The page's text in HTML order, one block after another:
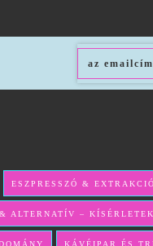
ESZPRESSZÓ &
ALTERNATÍV –
KÁVÉIPAR ÉS